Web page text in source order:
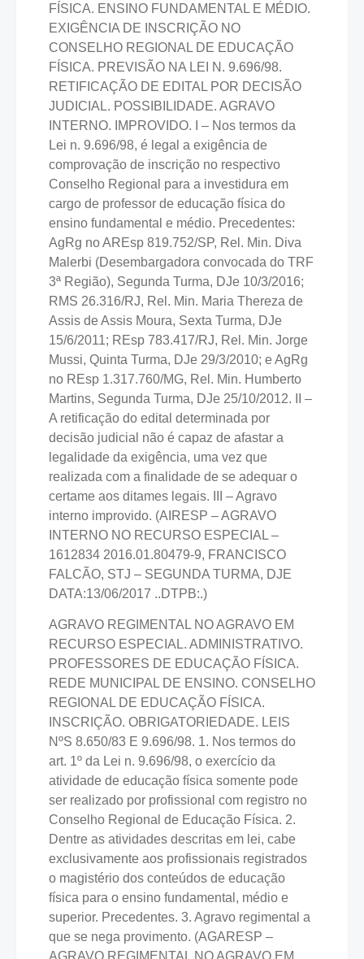
FÍSICA. ENSINO FUNDAMENTAL E MÉDIO.
EXIGÊNCIA DE INSCRIÇÃO NO
CONSELHO REGIONAL DE EDUCAÇÃO
FÍSICA. PREVISÃO NA LEI N. 9.696/98.
RETIFICAÇÃO DE EDITAL POR DECISÃO
JUDICIAL. POSSIBILIDADE. AGRAVO
INTERNO. IMPROVIDO. I – Nos termos da
Lei n. 9.696/98, é legal a exigência de
comprovação de inscrição no respectivo
Conselho Regional para a investidura em
cargo de professor de educação física do
ensino fundamental e médio. Precedentes:
AgRg no AREsp 819.752/SP, Rel. Min. Diva
Malerbi (Desembargadora convocada do TRF
3ª Região), Segunda Turma, DJe 10/3/2016;
RMS 26.316/RJ, Rel. Min. Maria Thereza de
Assis de Assis Moura, Sexta Turma, DJe
15/6/2011; REsp 783.417/RJ, Rel. Min. Jorge
Mussi, Quinta Turma, DJe 29/3/2010; e AgRg
no REsp 1.317.760/MG, Rel. Min. Humberto
Martins, Segunda Turma, DJe 25/10/2012. II –
A retificação do edital determinada por
decisão judicial não é capaz de afastar a
legalidade da exigência, uma vez que
realizada com a finalidade de se adequar o
certame aos ditames legais. III – Agravo
interno improvido. (AIRESP – AGRAVO
INTERNO NO RECURSO ESPECIAL –
1612834 2016.01.80479-9, FRANCISCO
FALCÃO, STJ – SEGUNDA TURMA, DJE
DATA:13/06/2017 ..DTPB:.)
AGRAVO REGIMENTAL NO AGRAVO EM
RECURSO ESPECIAL. ADMINISTRATIVO.
PROFESSORES DE EDUCAÇÃO FÍSICA.
REDE MUNICIPAL DE ENSINO. CONSELHO
REGIONAL DE EDUCAÇÃO FÍSICA.
INSCRIÇÃO. OBRIGATORIEDADE. LEIS
NºS 8.650/83 E 9.696/98. 1. Nos termos do
art. 1º da Lei n. 9.696/98, o exercício da
atividade de educação física somente pode
ser realizado por profissional com registro no
Conselho Regional de Educação Física. 2.
Dentre as atividades descritas em lei, cabe
exclusivamente aos profissionais registrados
o magistério dos conteúdos de educação
física para o ensino fundamental, médio e
superior. Precedentes. 3. Agravo regimental a
que se nega provimento. (AGARESP –